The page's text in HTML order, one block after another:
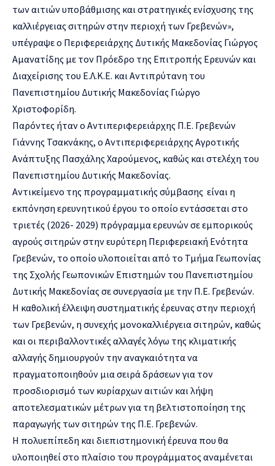
των αιτιών υποβάθμισης και στρατηγικές ενίσχυσης της
καλλιέργειας σιτηρών στην περιοχή των Γρεβενών»,
υπέγραψε ο Περιφερειάρχης Δυτικής Μακεδονίας Γιώργος
Αμανατίδης με τον Πρόεδρο της Επιτροπής Ερευνών και
Διαχείρισης του Ε.Λ.Κ.Ε. και Αντιπρύτανη του
Πανεπιστημίου Δυτικής Μακεδονίας Γιώργο
Χριστοφορίδη.
Παρόντες ήταν ο Αντιπεριφερειάρχης Π.Ε. Γρεβενών
Γιάννης Τσακνάκης, ο Αντιπεριφερειάρχης Αγροτικής
Ανάπτυξης Πασχάλης Χαρούμενος, καθώς και στελέχη του
Πανεπιστημίου Δυτικής Μακεδονίας.
Αντικείμενο της προγραμματικής σύμβασης είναι η
εκπόνηση ερευνητικού έργου το οποίο εντάσσεται στο
τριετές (2026- 2029) πρόγραμμα ερευνών σε εμπορικούς
αγρούς σιτηρών στην ευρύτερη Περιφερειακή Ενότητα
Γρεβενών, το οποίο υλοποιείται από το Τμήμα Γεωπονίας
της Σχολής Γεωπονικών Επιστημών του Πανεπιστημίου
Δυτικής Μακεδονίας σε συνεργασία με την Π.Ε. Γρεβενών.
Η καθολική έλλειψη συστηματικής έρευνας στην περιοχή
των Γρεβενών, η συνεχής μονοκαλλιέργεια σιτηρών, καθώς
και οι περιβαλλοντικές αλλαγές λόγω της κλιματικής
αλλαγής δημιουργούν την αναγκαιότητα να
πραγματοποιηθούν μια σειρά δράσεων για τον
προσδιορισμό των κυρίαρχων αιτιών και λήψη
αποτελεσματικών μέτρων για τη βελτιστοποίηση της
παραγωγής των σιτηρών της Π.Ε. Γρεβενών.
Η πολυεπίπεδη και διεπιστημονική έρευνα που θα
υλοποιηθεί στο πλαίσιο του προγράμματος αναμένεται